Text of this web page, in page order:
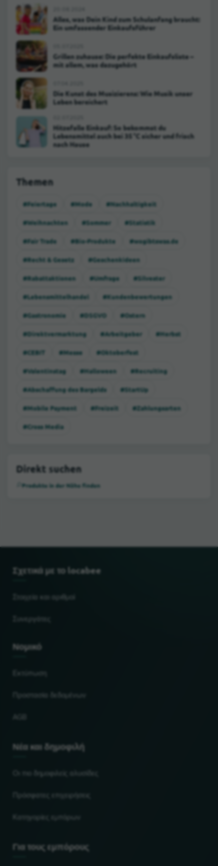
Alles, was Dein Kind zum Schulanfang braucht:
Ein umfassender Einkaufsführer
Grillen zuhause: Die perfekte Einkaufsliste –
mit allem, was dazugehört
Die Kunst des Musizierens: Wie Musik unser
Leben bereichert
Hitzefalle Einkauf: So bekommst du
Lebensmittel auch bei 35 °C sicher und frisch
nach Hause
Themen
#Feiertage #Mode #Nachhaltigkeit
#Weihnachten #Sommer #Statistik
#Fair Trade #Bio-Produkte #wogibtswas.de
#Recht & Gesetz #Geschenkideen
#Rabattaktionen #Umfrage #Silvester
#Lebensmittelhandel #Kundenbewertungen
#Gastronomie #DSGVO #Ostern
#Direktvermarktung #Arbeitgeber #Herbst
#CEBIT #Messe #Oktoberfest
#Valentinstag #Halloween #Recruiting
#Abschaffung des Bargelds #StartUp
#Mobile Payment #Freizeit #Zahlungsarten
#Cross Media
Direkt suchen
Produkte in der Nähe finden
Σχετικά με το locabee
Νομικό
Νέα και δημοφιλή
Για τους εμπόρους